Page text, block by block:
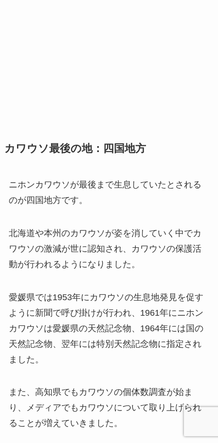
カワウソ最後の地：四国地方
ニホンカワウソが最後まで生息していたとされる
のが四国地方です。
北海道や本州のカワウソが姿を消していく中でカ
ワウソの激減が世に認知され、カワウソの保護活
動が行われるようになりました。
愛媛県では1953年にカワウソの生息地発見を促す
ように新聞で呼び掛けが行われ、1961年にニホン
カワウソは愛媛県の天然記念物、1964年には国の
天然記念物、翌年には特別天然記念物に指定され
ました。
また、高知県でもカワウソの個体数調査が始ま
り、メディアでもカワウソについて取り上げられ
ることが増えていきました。